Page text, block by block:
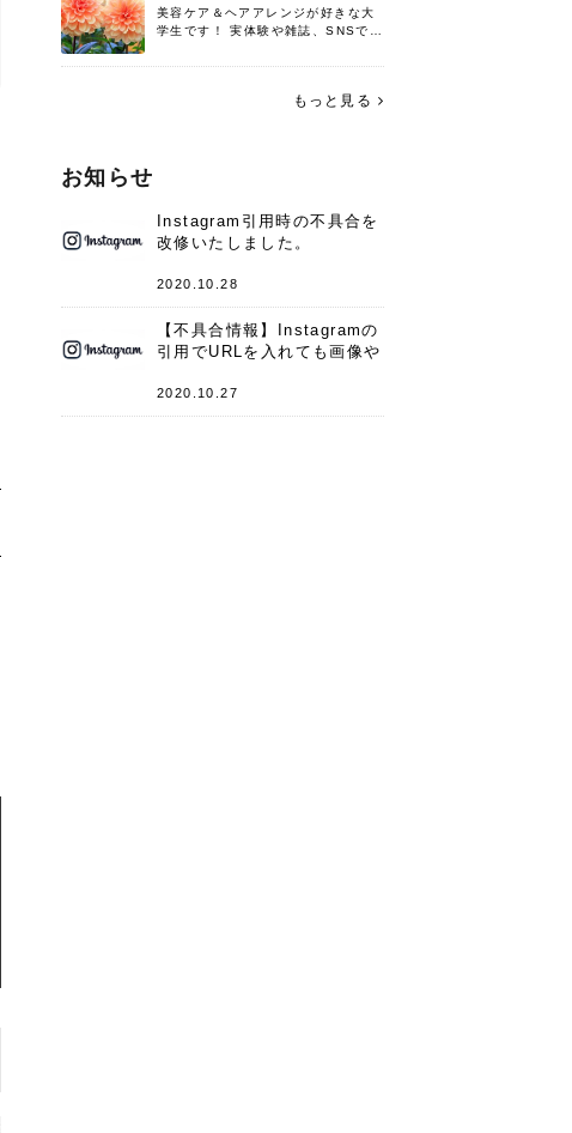
美容ケア＆ヘアアレンジが好きな大
学生です！ 実体験や雑誌、SNSで知
す。 これからよろしくお願いします
もっと見る
お知らせ
Instagram引用時の不具合を
改修いたしました。
2020.10.28
【不具合情報】Instagramの
引用でURLを入れても画像や
件
2020.10.27